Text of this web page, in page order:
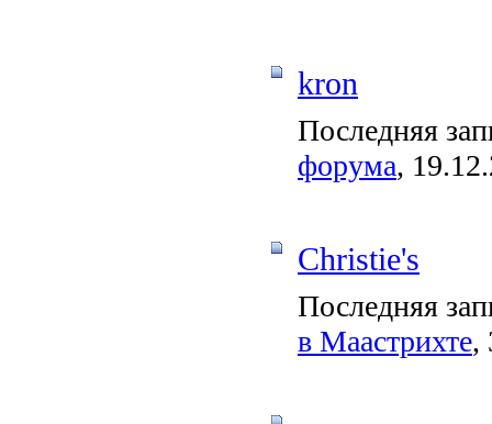
kron
Последняя
форума,
Christie's
Последняя
в Маастрихте,